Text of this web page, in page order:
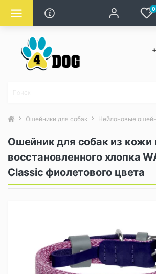
0
Ошейники для собак Нейлоновые
Ошейник для собак из кожи
восстановленного хлопка
Classic фиолетового цвета